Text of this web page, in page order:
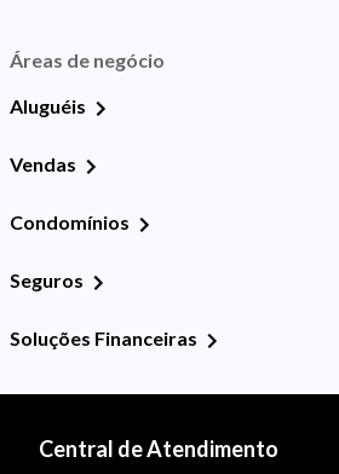
Áreas de negócio
Aluguéis
Vendas
Condomínios
Seguros
Soluções Financeiras
Central de Atendimento